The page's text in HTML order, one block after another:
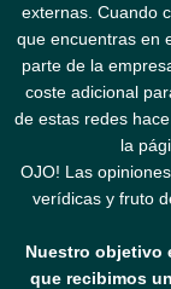
externas. Cuando
que encuentras en
parte de la
coste adicional
de estas redes
la
OJO! Las
verídicas y fruto
Nuestro objetivo
que recibimos